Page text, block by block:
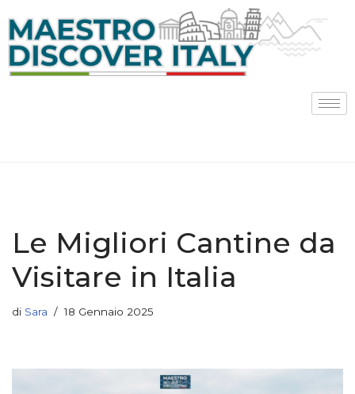
Vai
al
contenuto
Le Migliori Cantine da
Visitare in Italia
di Sara 18 Gennaio 2025